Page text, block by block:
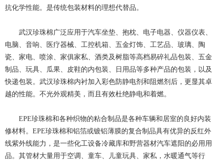
抗化学性能。是传统包装材料的理想代替品。
武汉珍珠棉广泛应用于汽车坐垫、抱枕、电子电器、仪器仪表、
电脑、音响、医疗器械、工控机箱、五金灯饰、工艺品、玻璃、陶
瓷、家电、喷涂、家俱家私、酒类及树脂等高档易碎礼品包装、五金
制品、玩具、瓜果、皮鞋的内包装、日用品等多种产品的包装，以及
快递包装。武汉珍珠棉内衬加入彩色防静电剂和阻燃剂后，更显其卓
越的性能。不光外观精美，而且有效杜绝静电和着燃。
EPE珍珠棉和各种织物的粘合制品是各种车辆和居室的良好内装
修材料。EPE珍珠棉和铝箔或镀铝薄膜的复合制品具有优异的反红外
线紫外线能力，是一些化工设备冷藏库和野营器材汽车遮阳的必用用
品。其管材大量用于空调、童车、儿童玩具、家私，水暖通气等行